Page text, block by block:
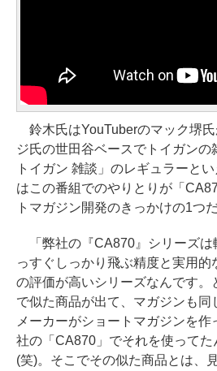
鈴木氏はYouTuberのマック堺
ジ氏の世田谷ベースでトイガンの
トイガン 雑談」のレギュラーと
はこの番組でのやりとりが「
トマガジン開発のきっかけの1つ
「弊社の『CA870』シリーズは
っすぐしっかり飛ぶ精度と実用的
の評価が高いシリーズなんです。
で似た商品が出て、マガジンも同
メーカーがショートマガジンを
社の「CA870」でそれを使ってた
(笑)。そこでその似た商品とは、